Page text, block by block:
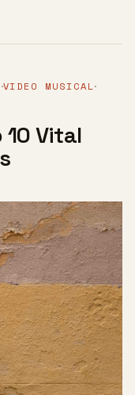
·VIDEO MUSICAL·
10 Vital